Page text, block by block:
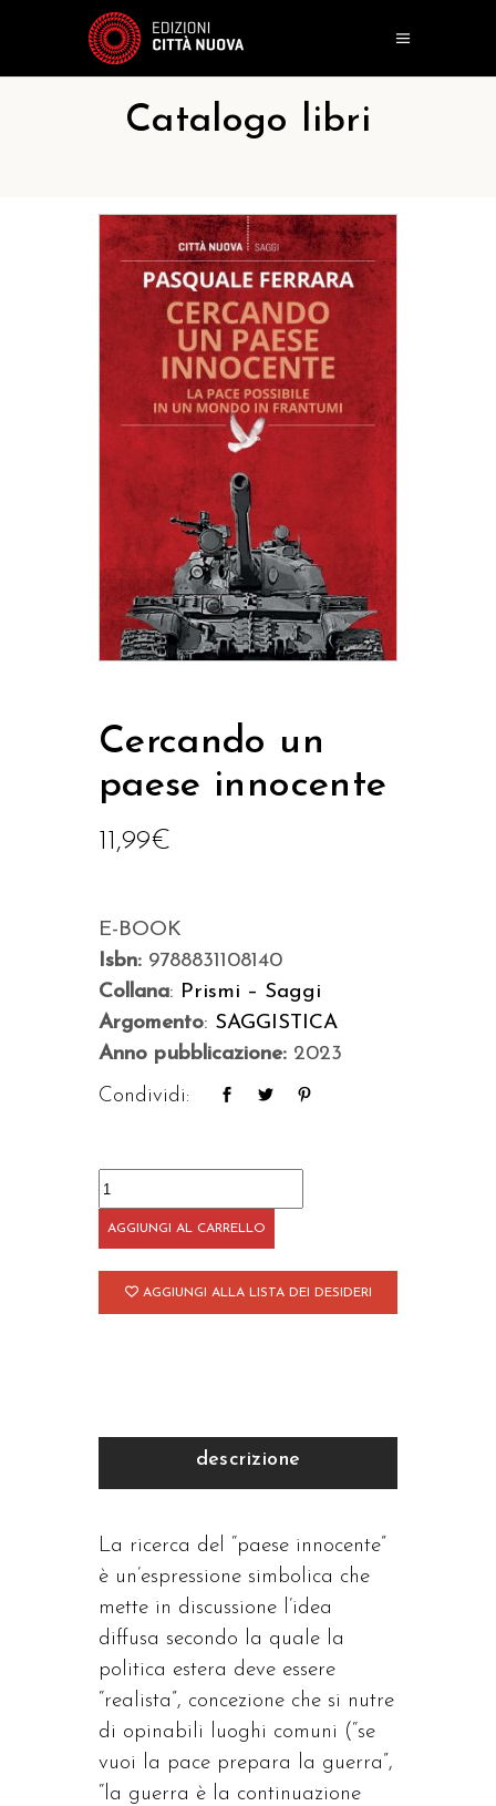
Catalogo libri
Cercando un
paese innocente
11,99€
E-BOOK
Isbn: 9788831108140
Collana: Prismi – Saggi
Argomento: SAGGISTICA
Anno pubblicazione: 2023
Condividi:
Cercando
un
paese
innocente
AGGIUNGI AL CARRELLO
AGGIUNGI ALLA LISTA DEI DESIDERI
descrizione
La ricerca del “paese innocente”
è un’espressione simbolica che
mette in discussione l’idea
diffusa secondo la quale la
politica estera deve essere
“realista”, concezione che si nutre
di opinabili luoghi comuni (“se
vuoi la pace prepara la guerra”,
“la guerra è la continuazione